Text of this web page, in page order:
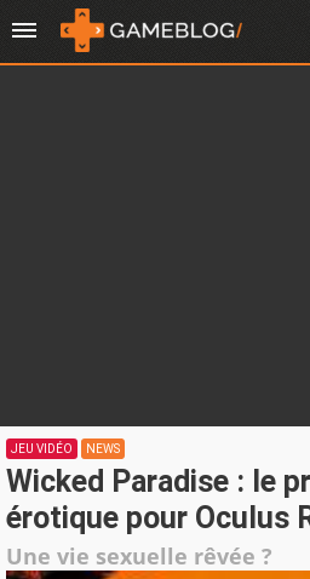
JEU VIDÉO NEWS
Wicked Paradise : le
érotique pour Oculus
Une vie sexuelle rêvée ?